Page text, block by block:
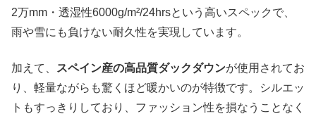
2万mm・透湿性6000g/m²/24hrsという高いスペックで、
雨や雪にも負けない耐久性を実現しています。
加えて、 スペイン産の高品質ダックダウンが使用されてお
り、軽量ながらも驚くほど暖かいのが特徴です。シルエッ
トもすっきりしており、ファッション性を損なうことなく